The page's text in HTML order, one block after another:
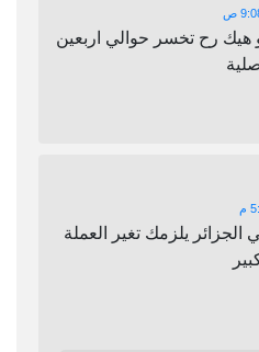
رح تخسر حوالي اربعين
يلزمك تغير العملة